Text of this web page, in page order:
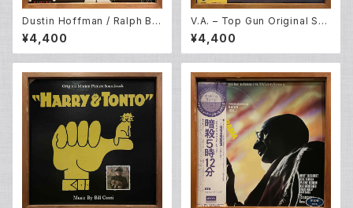
Dustin Hoffman / Ralph Bur
ns – "Lenny" Original Soun
dtrack (LP)
¥4,400
V.A. – Top Gun Original So
undtrack (LP)
¥4,400